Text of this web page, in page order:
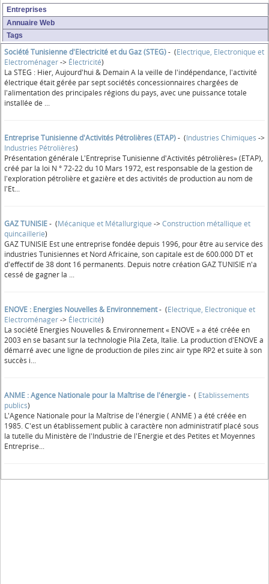
Entreprises
Annuaire Web
Tags
Société Tunisienne d'Electricité et du Gaz (STEG)- (Electrique, Electronique et
Electroménager-> Électricité)
La STEG : Hier, Aujourd'hui & Demain A la veille de l'indépendance, l'activité
électrique était gérée par sept sociétés concessionnaires chargées de
l'alimentation des principales régions du pays, avec une puissance totale
installée de ...
Entreprise Tunisienne d'Activités Pétrolières (ETAP)- (Industries Chimiques ->
Industries Pétrolières)
Présentation générale L'Entreprise Tunisienne d'Activités pétrolières» (ETAP),
créé par la loi N ° 72-22 du 10 Mars 1972, est responsable de la gestion de
l'exploration pétrolière et gazière et des activités de production au nom de
l'Et...
GAZ TUNISIE- (Mécanique et Métallurgique ->Construction métallique et
quincaillerie)
GAZ TUNISIE Est une entreprise fondée depuis 1996, pour être au service des
industries Tunisiennes et Nord Africaine, son capitale est de 600.000 DT et
d'effectif de 38 dont 16 permanents. Depuis notre création GAZ TUNISIE n'a
cessé de gagner la ...
ENOVE : Energies Nouvelles & Environnement- (Electrique, Electronique et
Electroménager-> Électricité)
La société Energies Nouvelles & Environnement « ENOVE » a été créée en
2003 en se basant sur la technologie Pila Zeta, Italie. La production d'ENOVE a
démarré avec une ligne de production de piles zinc air type RP2 et suite à son
succès i...
ANME : Agence Nationale pour la Maîtrise de l'énergie- ( Etablissements
publics)
L'Agence Nationale pour la Maîtrise de l'énergie ( ANME ) a été créée en
1985. C'est un établissement public à caractère non administratif placé sous
la tutelle du Ministère de l'Industrie de l'Energie et des Petites et Moyennes
Entreprise...